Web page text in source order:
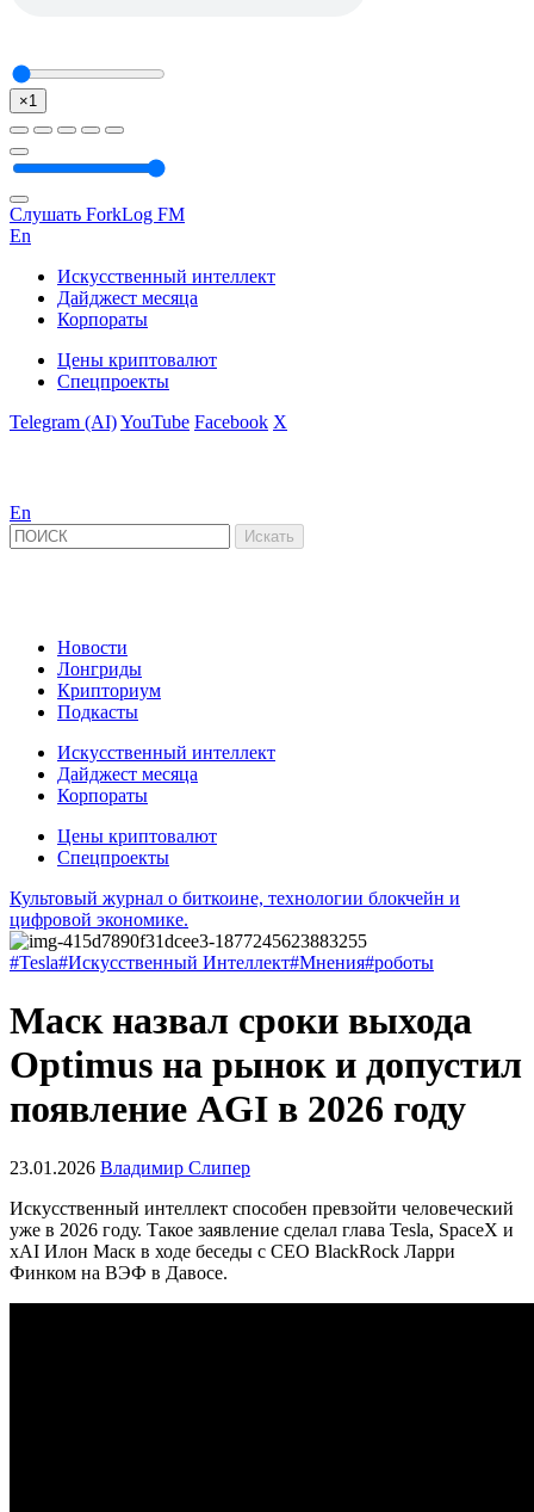
×1
Слушать ForkLog FM
En
Искусственный интеллект
Дайджест месяца
Корпораты
Цены криптовалют
Спецпроекты
Telegram (AI)YouTube Facebook X
En
Новости
Лонгриды
Крипториум
Подкасты
Искусственный интеллект
Дайджест месяца
Корпораты
Цены криптовалют
Спецпроекты
Культовый журнал о биткоине, технологии блокчейн и
цифровой экономике.
#Tesla#Искусственный Интеллект#Мнения#роботы
Маск назвал сроки выхода
Optimus на рынок и допустил
появление AGI в 2026 году
23.01.2026 Владимир Слипер
Искусственный интеллект способен превзойти человеческий
уже в 2026 году. Такое заявление сделал глава Tesla, SpaceX и
xAI Илон Маск в ходе беседы с CEO BlackRock Ларри
Финком на ВЭФ в Давосе.